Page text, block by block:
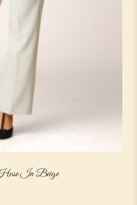
In Beige